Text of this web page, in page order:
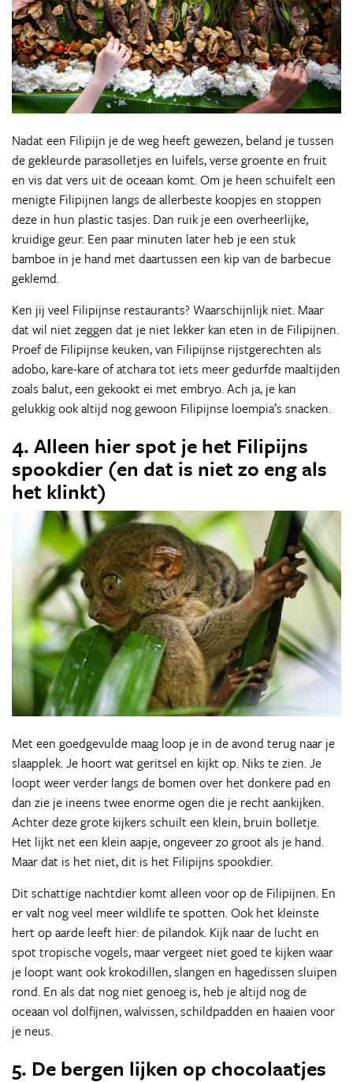
Nadat een Filipijn je de weg heeft gewezen, beland je tussen
de gekleurde parasolletjes en luifels, verse groente en fruit
en vis dat vers uit de oceaan komt. Om je heen schuifelt een
menigte Filipijnen langs de allerbeste koopjes en stoppen
deze in hun plastic tasjes. Dan ruik je een overheerlijke,
kruidige geur. Een paar minuten later heb je een stuk
bamboe in je hand met daartussen een kip van de barbecue
geklemd.
Ken jij veel Filipijnse restaurants? Waarschijnlijk niet. Maar
dat wil niet zeggen dat je niet lekker kan eten in de Filipijnen.
Proef de Filipijnse keuken, van Filipijnse rijstgerechten als
adobo, kare-kare of atchara tot iets meer gedurfde maaltijden
zoals balut, een gekookt ei met embryo. Ach ja, je kan
gelukkig ook altijd nog gewoon Filipijnse loempia’s snacken.
4. Alleen hier spot je het Filipijns
spookdier (en dat is niet zo eng als
het klinkt)
Met een goedgevulde maag loop je in de avond terug naar je
slaapplek. Je hoort wat geritsel en kijkt op. Niks te zien. Je
loopt weer verder langs de bomen over het donkere pad en
dan zie je ineens twee enorme ogen die je recht aankijken.
Achter deze grote kijkers schuilt een klein, bruin bolletje.
Het lijkt net een klein aapje, ongeveer zo groot als je hand.
Maar dat is het niet, dit is het Filipijns spookdier.
Dit schattige nachtdier komt alleen voor op de Filipijnen. En
er valt nog veel meer wildlife te spotten. Ook het kleinste
hert op aarde leeft hier: de pilandok. Kijk naar de lucht en
spot tropische vogels, maar vergeet niet goed te kijken waar
je loopt want ook krokodillen, slangen en hagedissen sluipen
rond. En als dat nog niet genoeg is, heb je altijd nog de
oceaan vol dolfijnen, walvissen, schildpadden en haaien voor
je neus.
5. De bergen lijken op chocolaatjes